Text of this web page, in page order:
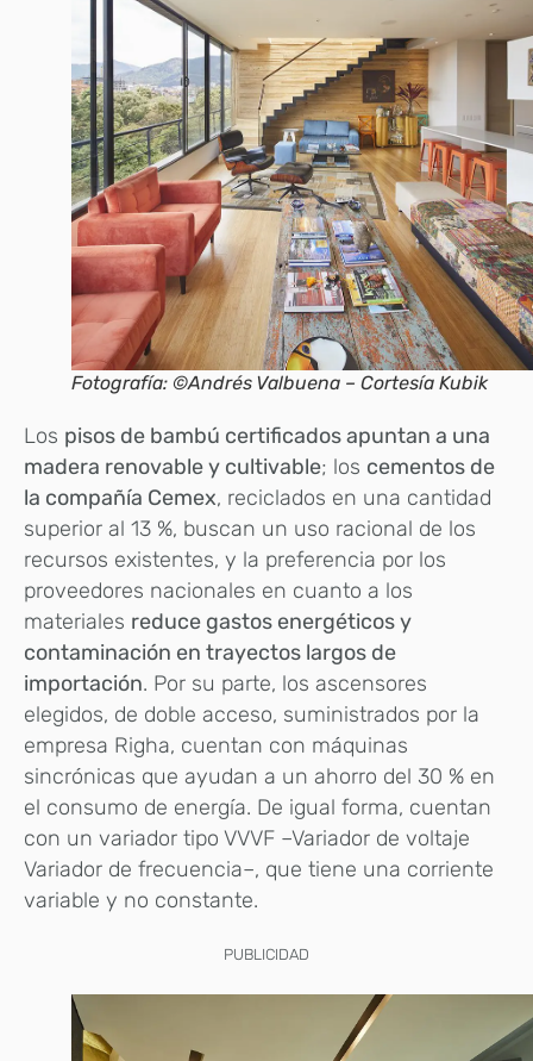
Fotografía: ©Andrés Valbuena – Cortesía Kubik
Los pisos de bambú certificados apuntan a una
madera renovable y cultivable; los cementos de
la compañía Cemex, reciclados en una cantidad
superior al 13 %, buscan un uso racional de los
recursos existentes, y la preferencia por los
proveedores nacionales en cuanto a los
materiales reduce gastos energéticos y
contaminación en trayectos largos de
importación. Por su parte, los ascensores
elegidos, de doble acceso, suministrados por la
empresa Righa, cuentan con máquinas
sincrónicas que ayudan a un ahorro del 30 % en
el consumo de energía. De igual forma, cuentan
con un variador tipo VVVF –Variador de voltaje
Variador de frecuencia–, que tiene una corriente
variable y no constante.
PUBLICIDAD